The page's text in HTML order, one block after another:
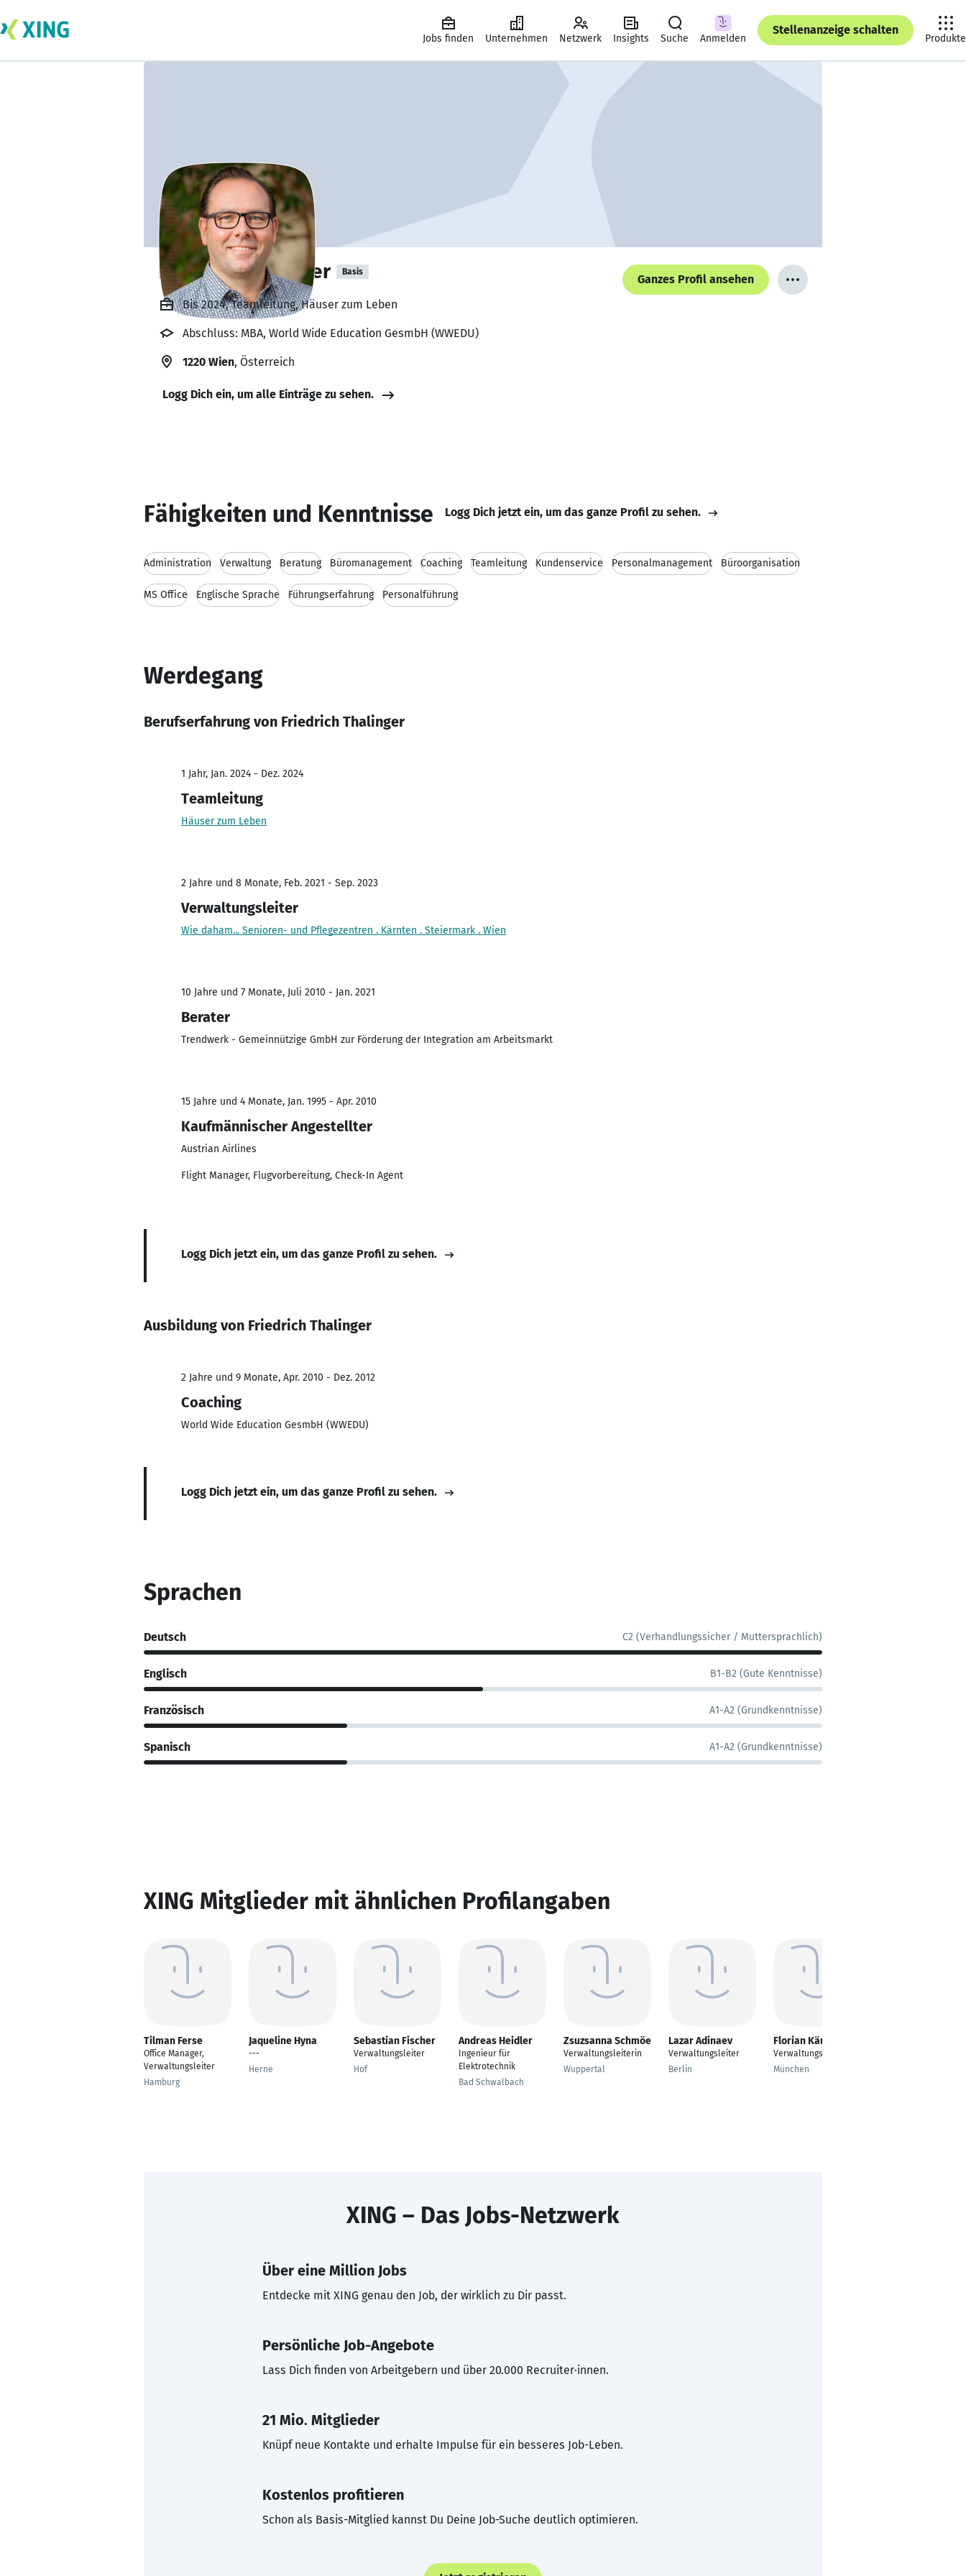
Jobs finden Unternehmen Netzwerk Insights Suche Anmelden
Stellenanzeige schalten
Produkte
Friedrich Thalinger Basis
Ganzes Profil ansehen
Bis 2024, Teamleitung, Häuser zum Leben
Abschluss: MBA, World Wide Education GesmbH (WWEDU)
1220 Wien, Österreich
Logg Dich ein, um alle Einträge zu sehen.
Fähigkeiten und Kenntnisse Logg Dich jetzt ein, um das ganze Profil zu sehen.
Administration Verwaltung Beratung Büromanagement Coaching Teamleitung Kundenservice Personalmanagement Büroorganisation
MS Office Englische Sprache Führungserfahrung Personalführung
Werdegang
Berufserfahrung von Friedrich Thalinger
1 Jahr, Jan. 2024 - Dez. 2024
Teamleitung
Häuser zum Leben
2 Jahre und 8 Monate, Feb. 2021 - Sep. 2023
Verwaltungsleiter
Wie daham... Senioren- und Pflegezentren . Kärnten . Steiermark . Wien
10 Jahre und 7 Monate, Juli 2010 - Jan. 2021
Berater
Trendwerk - Gemeinnützige GmbH zur Förderung der Integration am Arbeitsmarkt
15 Jahre und 4 Monate, Jan. 1995 - Apr. 2010
Kaufmännischer Angestellter
Austrian Airlines
Flight Manager, Flugvorbereitung, Check-In Agent
Logg Dich jetzt ein, um das ganze Profil zu sehen.
Ausbildung von Friedrich Thalinger
2 Jahre und 9 Monate, Apr. 2010 - Dez. 2012
Coaching
World Wide Education GesmbH (WWEDU)
Logg Dich jetzt ein, um das ganze Profil zu sehen.
Sprachen
Deutsch C2 (Verhandlungssicher / Muttersprachlich)
Englisch B1-B2 (Gute Kenntnisse)
Französisch A1-A2 (Grundkenntnisse)
Spanisch A1-A2 (Grundkenntnisse)
XING Mitglieder mit ähnlichen Profilangaben
Tilman Ferse
Office Manager,
Verwaltungsleiter
Hamburg
Jaqueline Hyna
---
Herne
Sebastian Fischer
Verwaltungsleiter
Hof
Andreas Heidler
Ingenieur für
Elektrotechnik
Bad Schwalbach
Zsuzsanna Schmöe
Verwaltungsleiterin
Wuppertal
Lazar Adinaev
Verwaltungsleiter
Berlin
Florian Käufer
Verwaltungsleiter
München
XING – Das Jobs-Netzwerk
Über eine Million Jobs
Entdecke mit XING genau den Job, der wirklich zu Dir passt.
Persönliche Job-Angebote
Lass Dich finden von Arbeitgebern und über 20.000 Recruiter·innen.
21 Mio. Mitglieder
Knüpf neue Kontakte und erhalte Impulse für ein besseres Job-Leben.
Kostenlos profitieren
Schon als Basis-Mitglied kannst Du Deine Job-Suche deutlich optimieren.